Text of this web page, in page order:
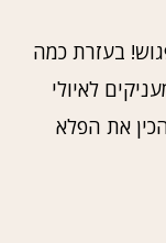
בעזרת כמה
לאיולי
את הפלא